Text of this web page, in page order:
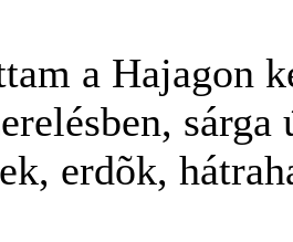
a Hajagon
erdõk,